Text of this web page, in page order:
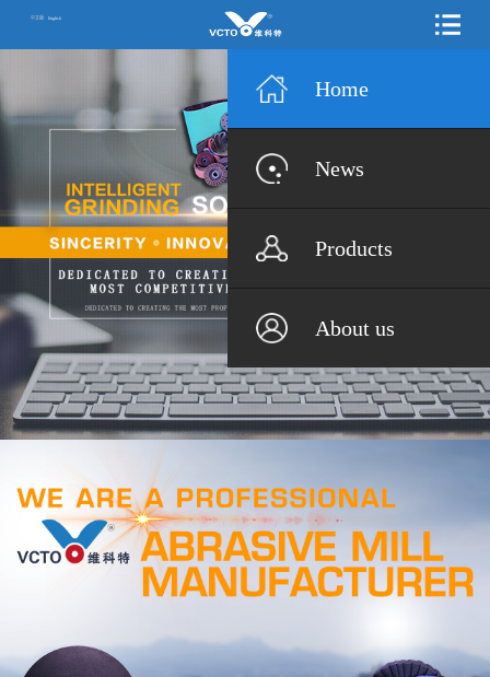
中文版 English
Home
News
Products
About us